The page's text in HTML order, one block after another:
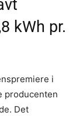
kWh pr.
i
producenten
Det